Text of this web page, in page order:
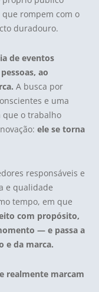
rompem com o
duradouro.
de eventos
ao
A busca por
e uma
que o trabalho
ele se torna
responsáveis e
e qualidade
tempo, em que
com propósito,
— e passa a
e da marca.
realmente marcam